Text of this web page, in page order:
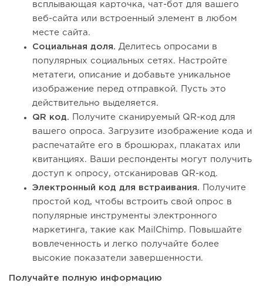
всплывающая карточка, чат-бот для вашего
веб-сайта или встроенный элемент в любом
месте сайта.
Социальная доля. Делитесь опросами в
популярных социальных сетях. Настройте
метатеги, описание и добавьте уникальное
изображение перед отправкой. Пусть это
действительно выделяется.
QR код.
Получите сканируемый QR-код для
вашего опроса. Загрузите изображение кода и
распечатайте его в брошюрах, плакатах или
квитанциях. Ваши респонденты могут получить
доступ к опросу, отсканировав QR-код.
Электронный код для встраивания.
Получите
простой код, чтобы встроить свой опрос в
популярные инструменты электронного
маркетинга, такие как MailChimp. Повышайте
вовлеченность и легко получайте более
высокие показатели завершенности.
Получайте полную информацию